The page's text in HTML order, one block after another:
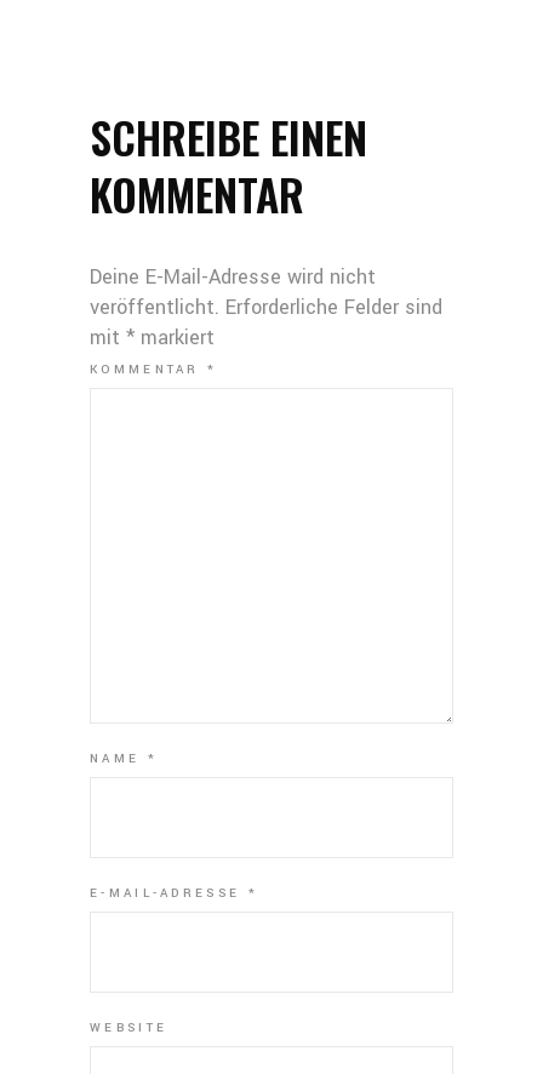
SCHREIBE EINEN
KOMMENTAR
Deine E-Mail-Adresse wird nicht
veröffentlicht. Erforderliche Felder sind
mit * markiert
KOMMENTAR*
NAME *
E-MAIL-ADRESSE *
WEBSITE